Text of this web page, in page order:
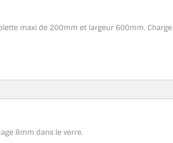
maxi de 200mm et largeur 600mm. Charge
8mm dans le verre.